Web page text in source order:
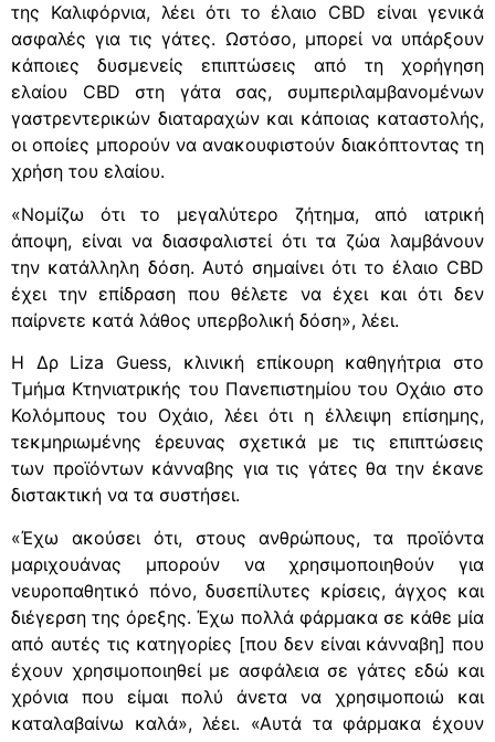
της Καλιφόρνια, λέει ότι το έλαιο CBD είναι γενικά
ασφαλές για τις γάτες. Ωστόσο, μπορεί να υπάρξουν
κάποιες δυσμενείς επιπτώσεις από τη χορήγηση
ελαίου CBD στη γάτα σας, συμπεριλαμβανομένων
γαστρεντερικών διαταραχών και κάποιας καταστολής,
οι οποίες μπορούν να ανακουφιστούν διακόπτοντας τη
χρήση του ελαίου.
«Νομίζω ότι το μεγαλύτερο ζήτημα, από ιατρική
άποψη, είναι να διασφαλιστεί ότι τα ζώα λαμβάνουν
την κατάλληλη δόση. Αυτό σημαίνει ότι το έλαιο CBD
έχει την επίδραση που θέλετε να έχει και ότι δεν
παίρνετε κατά λάθος υπερβολική δόση», λέει.
Η Δρ Liza Guess, κλινική επίκουρη καθηγήτρια στο
Τμήμα Κτηνιατρικής του Πανεπιστημίου του Οχάιο στο
Κολόμπους του Οχάιο, λέει ότι η έλλειψη επίσημης,
τεκμηριωμένης έρευνας σχετικά με τις επιπτώσεις
των προϊόντων κάνναβης για τις γάτες θα την έκανε
διστακτική να τα συστήσει.
«Έχω ακούσει ότι, στους ανθρώπους, τα προϊόντα
μαριχουάνας μπορούν να χρησιμοποιηθούν για
νευροπαθητικό πόνο, δυσεπίλυτες κρίσεις, άγχος και
διέγερση της όρεξης. Έχω πολλά φάρμακα σε κάθε μία
από αυτές τις κατηγορίες [που δεν είναι κάνναβη] που
έχουν χρησιμοποιηθεί με ασφάλεια σε γάτες εδώ και
χρόνια που είμαι πολύ άνετα να χρησιμοποιώ και
καταλαβαίνω καλά», λέει. «Αυτά τα φάρμακα έχουν